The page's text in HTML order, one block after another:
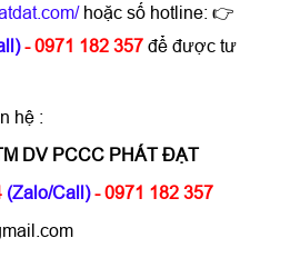
hoặc số hotline: 👉
- 0971 182 357 để được tư
hệ :
DV PCCC PHÁT ĐẠT
(Zalo/Call) - 0971 182 357